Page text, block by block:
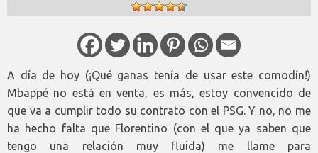
A día de hoy (¡Qué ganas tenía de usar este comodín!)
Mbappé no está en venta, es más, estoy convencido de
que va a cumplir todo su contrato con el PSG. Y no, no me
ha hecho falta que Florentino (con el que ya saben que
tengo una relación muy fluida) me llame para